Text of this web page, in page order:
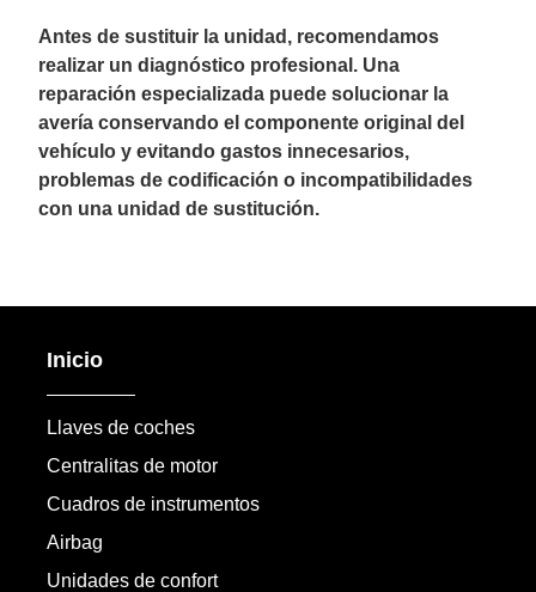
Antes de sustituir la unidad, recomendamos
realizar un diagnóstico profesional. Una
reparación especializada puede solucionar la
avería conservando el componente original del
vehículo y evitando gastos innecesarios,
problemas de codificación o incompatibilidades
con una unidad de sustitución.
Inicio
Llaves de coches
Centralitas de motor
Cuadros de instrumentos
Airbag
Unidades de confort